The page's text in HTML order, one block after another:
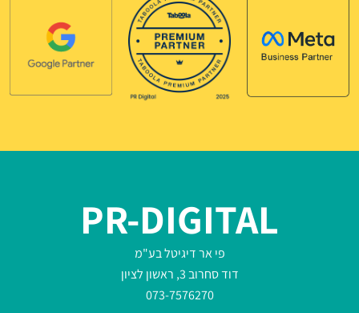
PR-DIGITAL
פי אר דיגיטל בע"מ
דוד סחרוב 3, ראשון לציון
073-7576270